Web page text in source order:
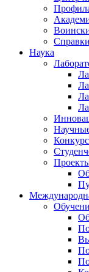
Наука